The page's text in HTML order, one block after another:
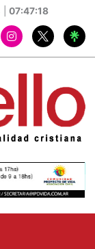
07:47:19
I
n
r
a
m